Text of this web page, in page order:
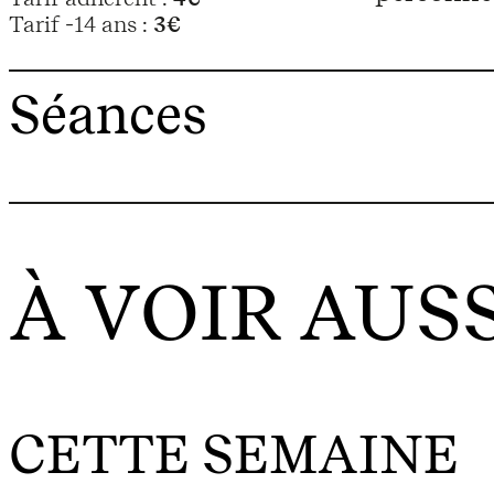
Tarif -14 ans : 3€
Séances
À VOIR
CETTE SEMAINE